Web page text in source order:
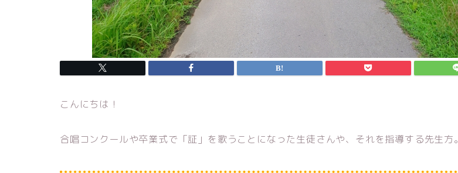
こんにちは！
合唱コンクールや卒業式で「証」を歌うことになった生徒さんや、それを指導する先生方。